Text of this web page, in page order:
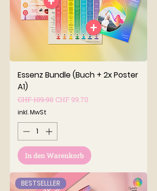
Essenz Bundle (Buch + 2x Poster
A1)
Standardpreis
CHF 109.90 Sale-Preis
CHF 99.70
inkl. MwSt
In den Warenkorb
BESTSELLLER